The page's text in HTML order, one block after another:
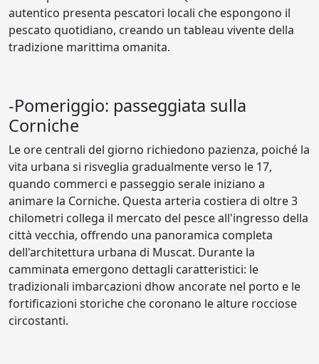
autentico presenta pescatori locali che espongono il
pescato quotidiano, creando un tableau vivente della
tradizione marittima omanita.
-Pomeriggio: passeggiata sulla
Corniche
Le ore centrali del giorno richiedono pazienza, poiché la
vita urbana si risveglia gradualmente verso le 17,
quando commerci e passeggio serale iniziano a
animare la Corniche. Questa arteria costiera di oltre 3
chilometri collega il mercato del pesce all'ingresso della
città vecchia, offrendo una panoramica completa
dell'architettura urbana di Muscat. Durante la
camminata emergono dettagli caratteristici: le
tradizionali imbarcazioni dhow ancorate nel porto e le
fortificazioni storiche che coronano le alture rocciose
circostanti.